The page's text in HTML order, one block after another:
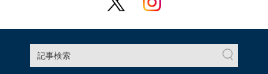
記事検索